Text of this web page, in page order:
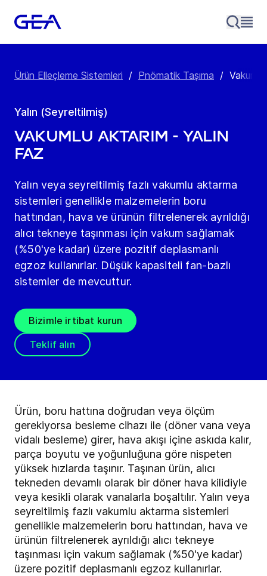
Ürün Elleçleme Sistemleri / Pnömatik Taşıma /
Yalın (Seyreltilmiş)
Vakumlu Aktarım - Yalın
Faz
Yalın veya seyreltilmiş fazlı vakumlu aktarma
sistemleri genellikle malzemelerin boru
hattından, hava ve ürünün filtrelenerek ayrıldığı
alıcı tekneye taşınması için vakum sağlamak
(%50'ye kadar) üzere pozitif deplasmanlı
egzoz kullanırlar. Düşük kapasiteli fan-bazlı
sistemler de mevcuttur.
Bizimle irtibat kurun
Teklif alın
Ürün, boru hattına doğrudan veya ölçüm
gerekiyorsa besleme cihazı ile (döner vana veya
vidalı besleme) girer, hava akışı içine askıda kalır,
parça boyutu ve yoğunluğuna göre nispeten
yüksek hızlarda taşınır. Taşınan ürün, alıcı
tekneden devamlı olarak bir döner hava kilidiyle
veya kesikli olarak vanalarla boşaltılır. Yalın veya
seyreltilmiş fazlı vakumlu aktarma sistemleri
genellikle malzemelerin boru hattından, hava ve
ürünün filtrelenerek ayrıldığı alıcı tekneye
taşınması için vakum sağlamak (%50'ye kadar)
üzere pozitif deplasmanlı egzoz kullanırlar.